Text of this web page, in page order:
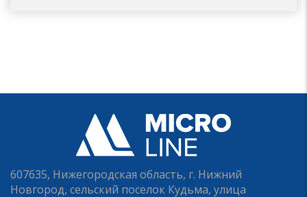
607635, Нижегородская область, г. Нижний
Новгород, сельский поселок Кудьма, улица